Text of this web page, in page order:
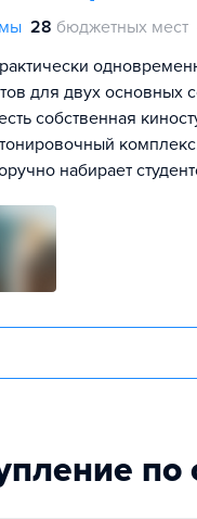
28 бюджетных мест
для двух основных
собственная
набирает